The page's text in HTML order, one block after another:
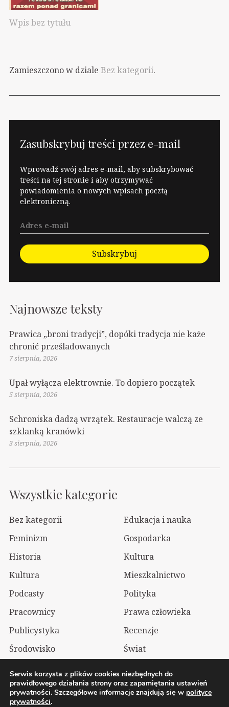
Wpis bez tytułu
Zamieszczono w dziale Bez kategorii.
Zasubskrybuj treści przez e-mail
Wprowadź swój adres e-mail, aby subskrybować
treści na tej stronie i aby otrzymywać
powiadomienia o nowych wpisach pocztą
elektroniczną.
Subskrybuj
Najnowsze teksty
Prawica „broni tradycji”, dopóki tradycja nie każe
chronić prześladowanych
7 sierpnia, 2026
Upał wyłącza elektrownie. To dopiero początek
5 sierpnia, 2026
Schroniska dadzą wrzątek. Restauracje walczą ze
szklanką kranówki
3 sierpnia, 2026
Wszystkie kategorie
Bez kategorii
Edukacja i nauka
Feminizm
Gospodarka
Historia
Kultura
Kultura
Mieszkalnictwo
Podcasty
Polityka
Pracownicy
Prawa człowieka
Publicystyka
Recenzje
Środowisko
Świat
2026 Wolnelewo. Xavier Woliński |Mastodon
Serwis korzysta z plików cookies niezbędnych do
prawidłowego działania strony oraz zapamiętania ustawień
prywatności. Szczegółowe informacje znajdują się w polityce
prywatności.